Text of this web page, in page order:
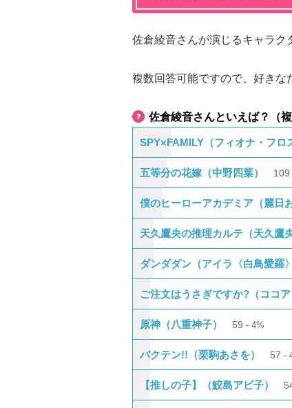
佐倉綾音さんが演じるキャラク
複数回答可能ですので、好きな
佐倉綾音さんといえば？（複
SPY×FAMILY（フィオナ・フロ
五等分の花嫁（中野四葉）
僕のヒーローアカデミア（麗日
天久鷹央の推理カルテ（天久鷹央
ダンダダン（アイラ〈白鳥愛羅〉
ご注文はうさぎですか?（ココア
原神（八重神子） 59 4%
バクテン!!（栗駒あさを） 57
【推しの子】（鮫島アビ子）